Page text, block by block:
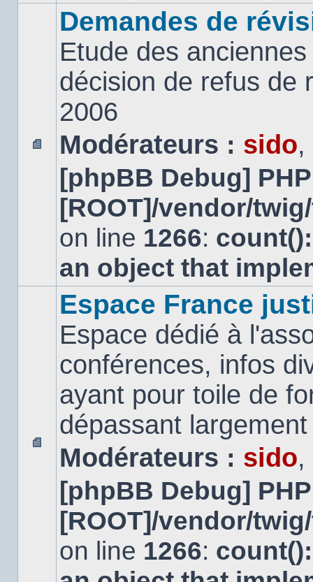
message
lu
Demandes de
Etude des
décision de refus de
2006
Modérateurs : sido,
[phpBB Debug]
[ROOT]/vendor/
on line 1266:
an object that
Aucun
message
non
Espace France
Espace dédié à
conférences, infos
ayant pour toile de
dépassant
Modérateurs : sido,
[phpBB Debug]
[ROOT]/vendor/
on line 1266: